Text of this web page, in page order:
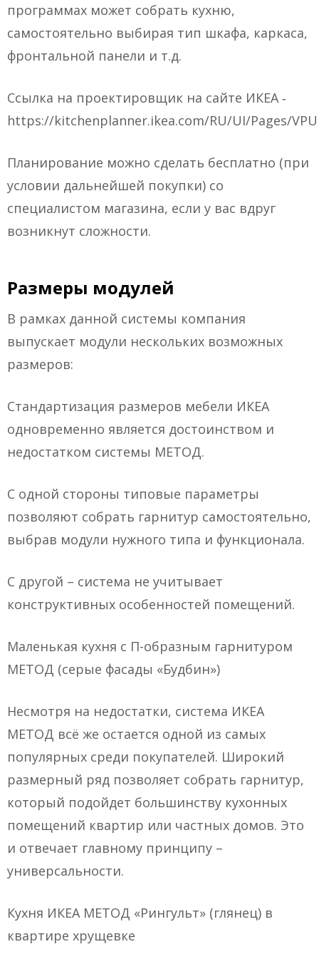
программах может собрать кухню,
самостоятельно выбирая тип шкафа, каркаса,
фронтальной панели и т.д.
Ссылка на проектировщик на сайте ИКЕА ‑
https://kitchenplanner.ikea.com/RU/UI/Pages/
Планирование можно сделать бесплатно (при
условии дальнейшей покупки) со
специалистом магазина, если у вас вдруг
возникнут сложности.
Размеры модулей
В рамках данной системы компания
выпускает модули нескольких возможных
размеров:
Стандартизация размеров мебели ИКЕА
одновременно является достоинством и
недостатком системы МЕТОД.
С одной стороны типовые параметры
позволяют собрать гарнитур самостоятельно,
выбрав модули нужного типа и функционала.
С другой – система не учитывает
конструктивных особенностей помещений.
Маленькая кухня с П-образным гарнитуром
МЕТОД (серые фасады «Будбин»)
Несмотря на недостатки, система ИКЕА
МЕТОД всё же остается одной из самых
популярных среди покупателей. Широкий
размерный ряд позволяет собрать гарнитур,
который подойдет большинству кухонных
помещений квартир или частных домов. Это
и отвечает главному принципу –
универсальности.
Кухня ИКЕА МЕТОД «Рингульт» (глянец) в
квартире хрущевке